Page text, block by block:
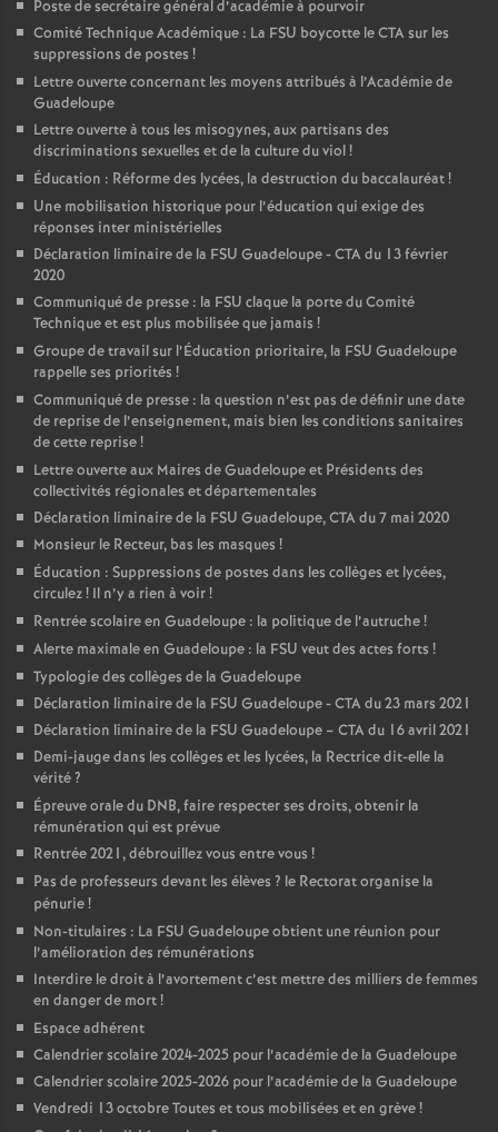
g
r
é
O
r
l
é
a
n
s
T
o
u
r
Poste de secrétaire général d’académie à pourvoir
Comité Technique Académique : La FSU boycotte le CTA sur les
suppressions de postes !
Lettre ouverte concernant les moyens attribués à l’Académie de
Guadeloupe
Lettre ouverte à tous les misogynes, aux partisans des
discriminations sexuelles et de la culture du viol!
Éducation : Réforme des lycées, la destruction du baccalauréat!
Une mobilisation historique pour l’éducation qui exige des
réponses inter ministérielles
Déclaration liminaire de la FSU Guadeloupe - CTA du 13 février
2020
Communiqué de presse : la FSU claque la porte du Comité
Technique et est plus mobilisée que jamais !
Groupe de travail sur l’Éducation prioritaire, la FSU Guadeloupe
rappelle ses priorités !
Communiqué de presse : la question n’est pas de définir une date
de reprise de l’enseignement, mais bien les conditions sanitaires
de cette reprise!
Lettre ouverte aux Maires de Guadeloupe et Présidents des
collectivités régionales et départementales
Déclaration liminaire de la FSU Guadeloupe, CTA du 7 mai 2020
Monsieur le Recteur, bas les masques !
Éducation : Suppressions de postes dans les collèges et lycées,
circulez! Il n’y a rien à voir!
Rentrée scolaire en Guadeloupe : la politique de l’autruche!
Alerte maximale en Guadeloupe : la FSU veut des actes forts !
Typologie des collèges de la Guadeloupe
Déclaration liminaire de la FSU Guadeloupe - CTA du 23 mars 2021
Déclaration liminaire de la FSU Guadeloupe – CTA du 16 avril 2021
Demi-jauge dans les collèges et les lycées, la Rectrice dit-elle la
vérité?
Épreuve orale du DNB, faire respecter ses droits, obtenir la
rémunération qui est prévue
Rentrée 2021, débrouillez vous entre vous !
Pas de professeurs devant les élèves ? le Rectorat organise la
pénurie!
Non-titulaires : La FSU Guadeloupe obtient une réunion pour
l’amélioration des rémunérations
Interdire le droit à l’avortement c’est mettre des milliers de femmes
en danger de mort!
Espace adhérent
Calendrier scolaire 2024-2025 pour l’académie de la Guadeloupe
Calendrier scolaire 2025-2026 pour l’académie de la Guadeloupe
Vendredi 13 octobre Toutes et tous mobilisées et en grève!